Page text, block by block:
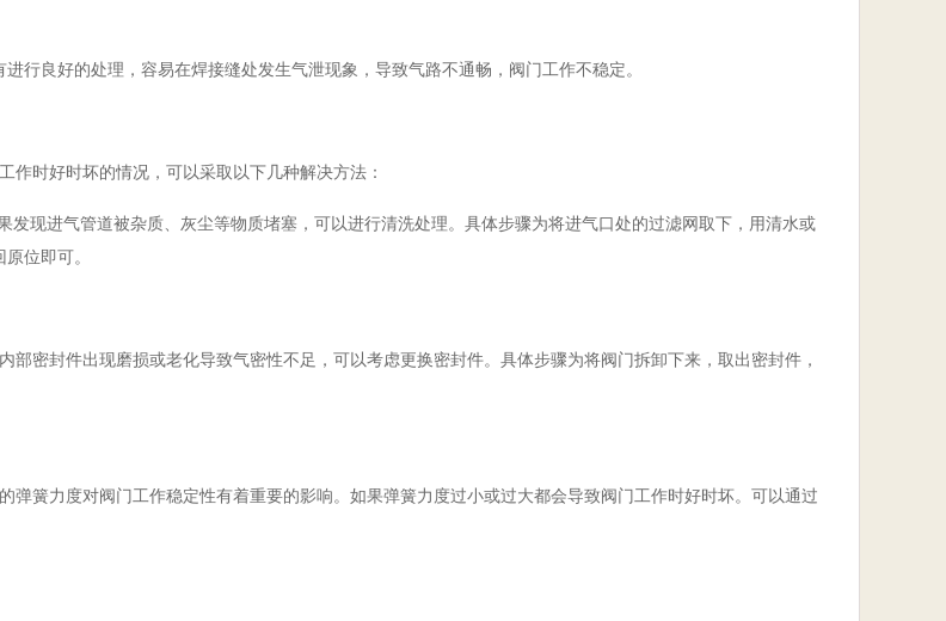
良好的处理，容易在焊接缝处发生气泄现象，导致气路不通畅，阀门工作不稳定。
时好时坏的情况，可以采取以下几种解决方法：
现进气管道被杂质、灰尘等物质堵塞，可以进行清洗处理。具体步骤为将进气口处的过滤网取下，用清水或
位即可。
密封件出现磨损或老化导致气密性不足，可以考虑更换密封件。具体步骤为将阀门拆卸下来，取出密封件，
簧力度对阀门工作稳定性有着重要的影响。如果弹簧力度过小或过大都会导致阀门工作时好时坏。可以通过